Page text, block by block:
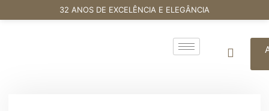
32 ANOS DE EXCELÊNCIA E ELEGÂNCIA